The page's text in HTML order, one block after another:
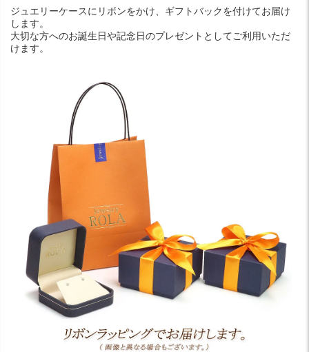
ジュエリーケースにリボンをかけ、ギフトバックを付けてお届け
します。
大切な方へのお誕生日や記念日のプレゼントとしてご利用いただ
けます。